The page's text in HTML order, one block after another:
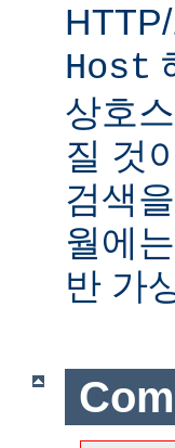
Host
상호
질 것
검색
월에
반 가